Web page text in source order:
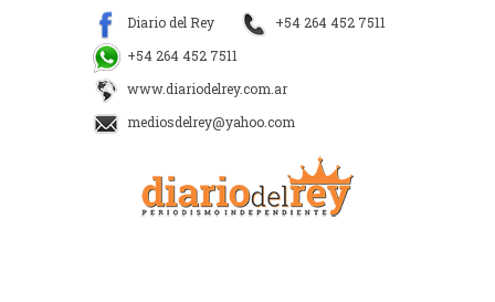
Diario del Rey
+54 264 452 7511
+54 264 452 7511
www.diariodelrey.com.ar
mediosdelrey@yahoo.com